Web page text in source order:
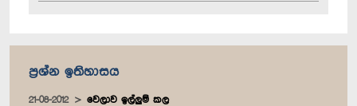
ප්‍රශ්න ඉතිහාසය
21-08-2012 වෙලාව ඉල්ලුම් කල